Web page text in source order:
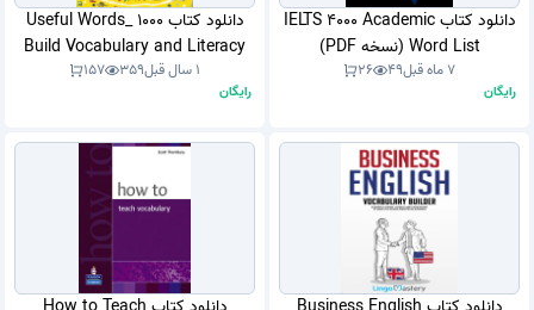
دانلود کتاب IELTS 4000 Academic
Word List (نسخه PDF)
7 ماه قبل 49
26
رایگان
دانلود کتاب 1000 Useful Words_
Build Vocabulary and Literacy
Skills (نسخه PDF)1 سال قبل 359
157
رایگان